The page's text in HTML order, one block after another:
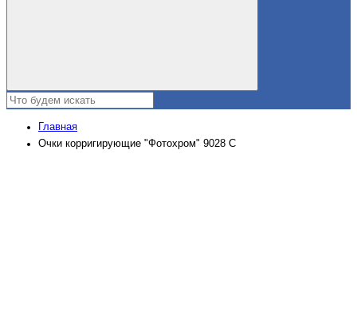
Главная
Очки корригирующие "Фотохром" 9028 С